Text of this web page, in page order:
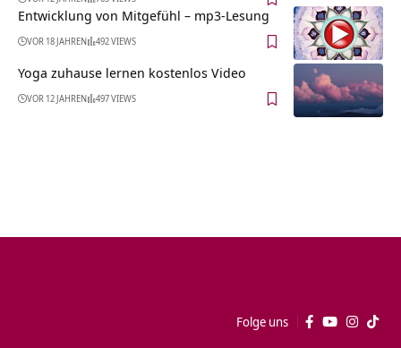
Entwicklung von Mitgefühl – mp3-Lesung
VOR 18 JAHREN 492 VIEWS
Yoga zuhause lernen kostenlos Video
VOR 12 JAHREN 497 VIEWS
Folge uns